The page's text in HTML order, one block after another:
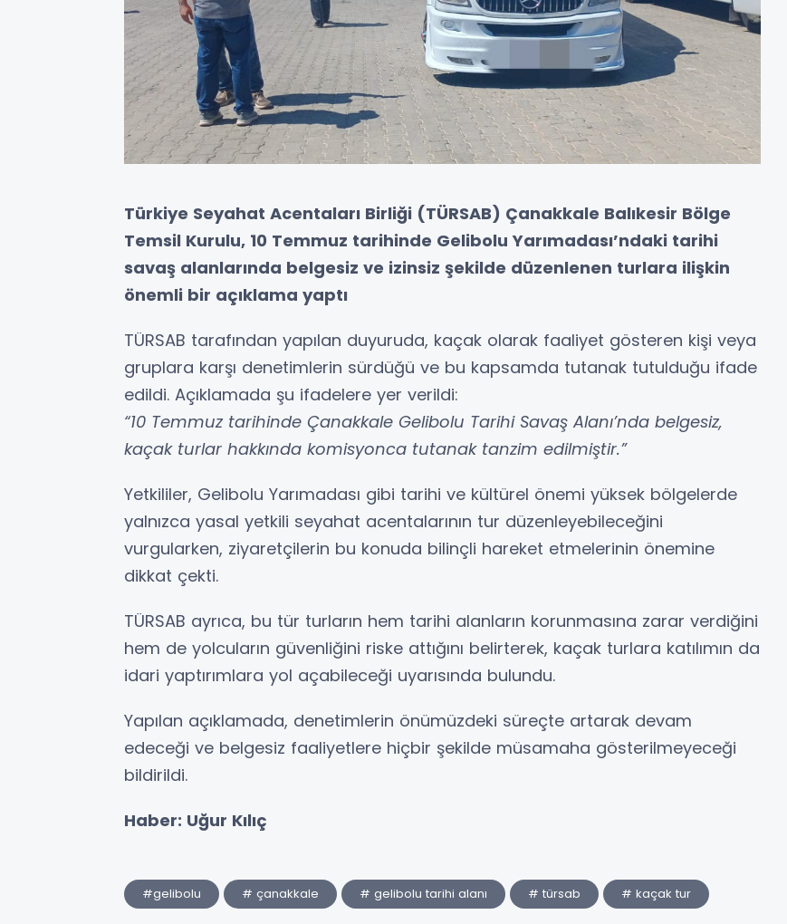
Türkiye Seyahat Acentaları Birliği (TÜRSAB) Çanakkale Balıkesir Bölge
Temsil Kurulu, 10 Temmuz tarihinde Gelibolu Yarımadası’ndaki tarihi
savaş alanlarında belgesiz ve izinsiz şekilde düzenlenen turlara ilişkin
önemli bir açıklama yaptı
TÜRSAB tarafından yapılan duyuruda, kaçak olarak faaliyet gösteren kişi veya
gruplara karşı denetimlerin sürdüğü ve bu kapsamda tutanak tutulduğu ifade
edildi. Açıklamada şu ifadelere yer verildi:
“10 Temmuz tarihinde Çanakkale Gelibolu Tarihi Savaş Alanı’nda belgesiz,
kaçak turlar hakkında komisyonca tutanak tanzim edilmiştir.”
Yetkililer, Gelibolu Yarımadası gibi tarihi ve kültürel önemi yüksek bölgelerde
yalnızca yasal yetkili seyahat acentalarının tur düzenleyebileceğini
vurgularken, ziyaretçilerin bu konuda bilinçli hareket etmelerinin önemine
dikkat çekti.
TÜRSAB ayrıca, bu tür turların hem tarihi alanların korunmasına zarar verdiğini
hem de yolcuların güvenliğini riske attığını belirterek, kaçak turlara katılımın da
idari yaptırımlara yol açabileceği uyarısında bulundu.
Yapılan açıklamada, denetimlerin önümüzdeki süreçte artarak devam
edeceği ve belgesiz faaliyetlere hiçbir şekilde müsamaha gösterilmeyeceği
bildirildi.
Haber: Uğur Kılıç
#gelibolu # çanakkale # gelibolu tarihi alanı # türsab # kaçak tur